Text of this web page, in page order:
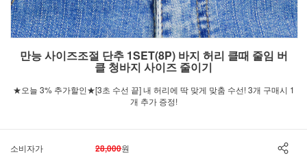
만능 사이즈조절 단추 1SET(8P) 바지 허리 클때 줄임 버
클 청바지 사이즈 줄이기
★오늘 3% 추가할인★[3초 수선 끝] 내 허리에 딱 맞게 맞춤 수선! 3개 구매시 1
개 추가 증정!
소비자가 28,000원